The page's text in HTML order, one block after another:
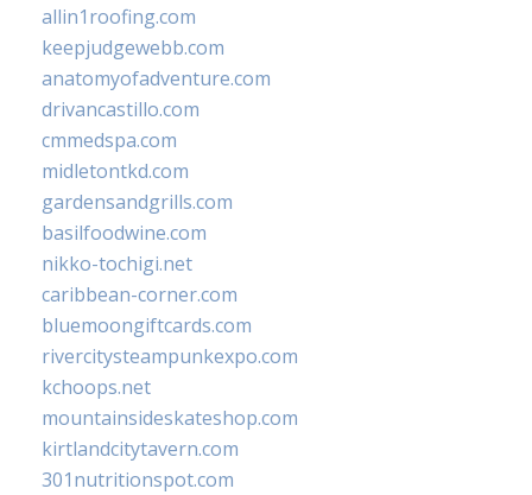
allin1roofing.com
keepjudgewebb.com
anatomyofadventure.com
drivancastillo.com
cmmedspa.com
midletontkd.com
gardensandgrills.com
basilfoodwine.com
nikko-tochigi.net
caribbean-corner.com
bluemoongiftcards.com
rivercitysteampunkexpo.com
kchoops.net
mountainsideskateshop.com
kirtlandcitytavern.com
301nutritionspot.com